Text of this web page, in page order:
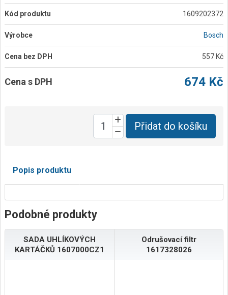
Kód produktu 1609202372
Výrobce Bosch
Cena bez DPH 557 Kč
Cena s DPH 674 Kč
Přidat do košíku
Popis produktu
Podobné produkty
SADA UHLÍKOVÝCH
KARTÁČKŮ 1607000CZ1
Odrušovací filtr
1617328026